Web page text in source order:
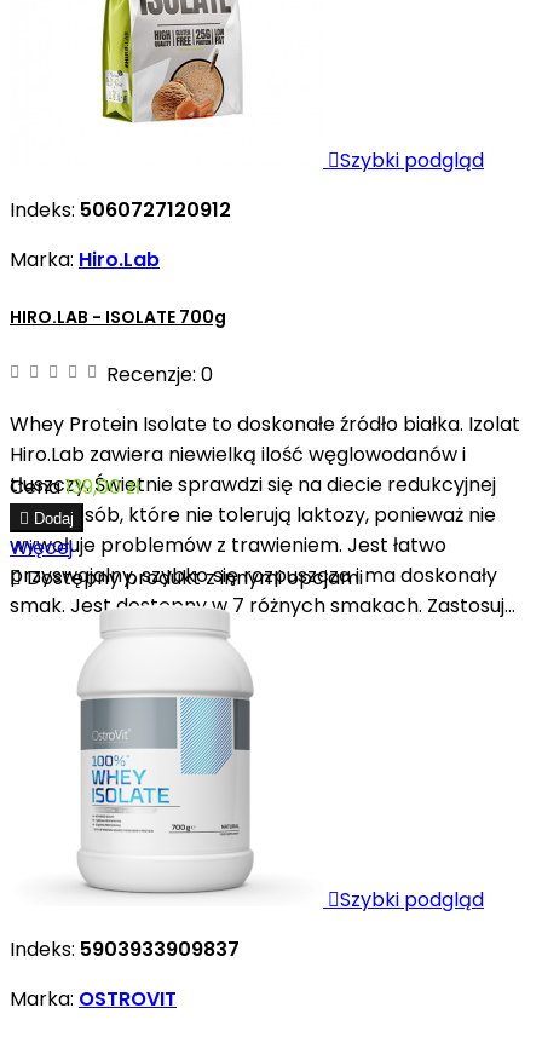
Szybki podgląd
Indeks: 5060727120912
Marka: Hiro.Lab
HIRO.LAB - ISOLATE 700g
Recenzje: 0
Whey Protein Isolate to doskonałe źródło białka. Izolat
Hiro.Lab zawiera niewielką ilość węglowodanów i
tłuszczy. Świetnie sprawdzi się na diecie redukcyjnej
oraz u osób, które nie tolerują laktozy, ponieważ nie
wywołuje problemów z trawieniem. Jest łatwo
przyswajalny, szybko się rozpuszcza i ma doskonały
smak. Jest dostępny w 7 różnych smakach. Zastosuj...
Cena139,00 zł
 Dodaj
Więcej
Dostępny produkt z innymi opcjami
Szybki podgląd
Indeks: 5903933909837
Marka: OSTROVIT